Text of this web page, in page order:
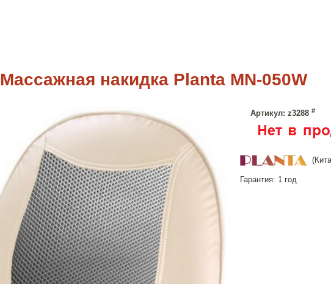
Массажная накидка Planta MN-050W
Артикул: z3288 #
Гарантия: 1 год